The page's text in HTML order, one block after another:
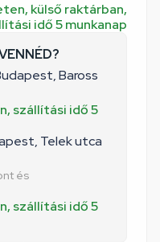
külső raktárban,
idő 5 munkanap
Baross
szállítási idő 5
Telek utca
és
szállítási idő 5